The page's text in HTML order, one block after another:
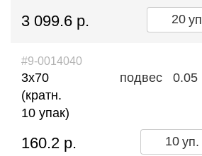
3 099.6 р.
#9-0014040
3х70
(кратн.
10 упак)
подвес 0.05
160.2 р. уп.